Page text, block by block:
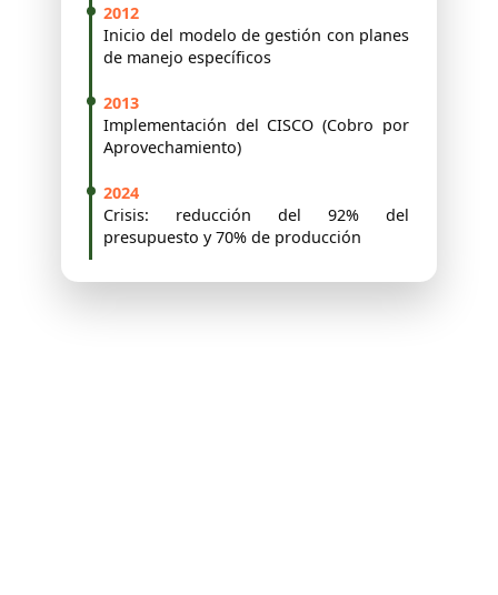
2012
Inicio del modelo de gestión con planes
de manejo específicos
2013
Implementación del CISCO (Cobro por
Aprovechamiento)
2024
Crisis: reducción del 92% del
presupuesto y 70% de producción